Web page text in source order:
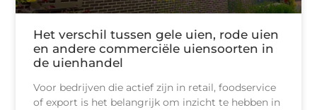
Het verschil tussen gele uien, rode uien
en andere commerciële uiensoorten in
de uienhandel
Voor bedrijven die actief zijn in retail, foodservice
of export is het belangrijk om inzicht te hebben in